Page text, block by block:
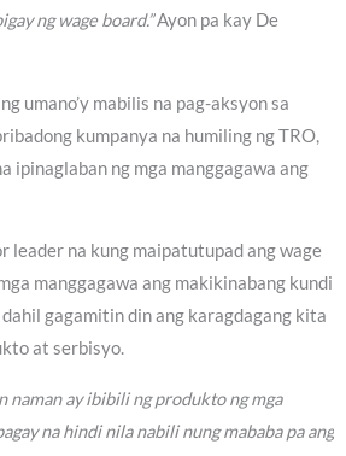
ng wage board.”Ayon pa kay De
umano’y mabilis na pag-aksyon sa
kumpanya na humiling ng TRO,
ipinaglaban ng mga manggagawa ang
leader na kung maipatutupad ang wage
manggagawa ang makikinabang kundi
gagamitin din ang karagdagang kita
at serbisyo.
naman ay ibibili ng produkto ng mga
na hindi nila nabili nung mababa pa ang